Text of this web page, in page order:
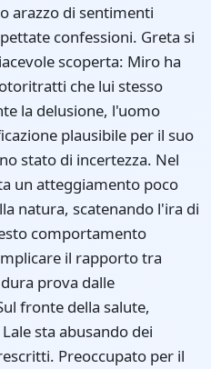
arazzo di sentimenti
confessioni. Greta si
scoperta: Miro ha
che lui stesso
la delusione, l'uomo
plausibile per il suo
stato di incertezza. Nel
un atteggiamento poco
natura, scatenando l'ira di
comportamento
il rapporto tra
prova dalle
fronte della salute,
sta abusando dei
Preoccupato per il